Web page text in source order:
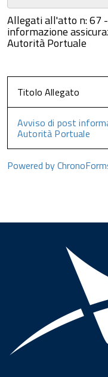
Allegati all'atto n: 67
informazione
Autorità Portuale
Titolo Allegato
Avviso di post
Autorità Portuale
Powered by